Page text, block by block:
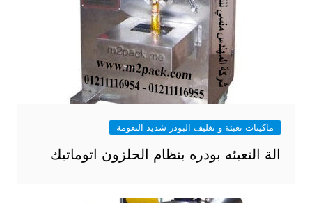
ماكينات تعبئة و تغليف البودر شديد النعومة
الة التعبئه بودره بنظام الحلزون اتوماتيك